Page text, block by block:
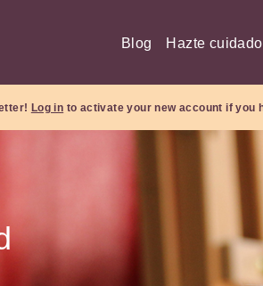
Blog Hazte
Log in to activate your new account if you